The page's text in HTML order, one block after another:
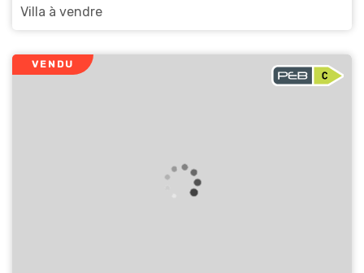
Villa à vendre
VENDU